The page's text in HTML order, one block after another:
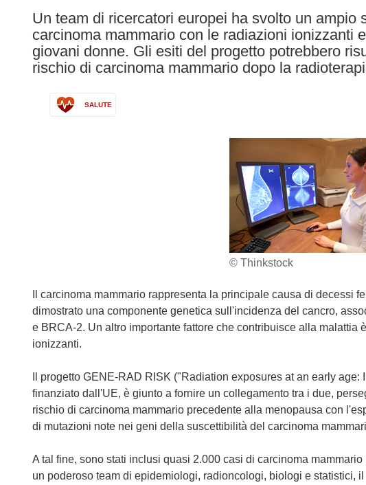
languages:
Un team di ricercatori europei ha svolto un ampio
carcinoma mammario con le radiazioni ionizzanti
giovani donne. Gli esiti del progetto potrebbero
rischio di carcinoma mammario dopo la
SALUTE
© Thinkstock
Il carcinoma mammario rappresenta la principale causa di decessi
dimostrato una componente genetica sull'incidenza del cancro,
e BRCA-2. Un altro importante fattore che contribuisce alla
ionizzanti.
Il progetto GENE-RAD RISK ("Radiation exposures at an early
finanziato dall'UE, è giunto a fornire un collegamento tra i due,
rischio di carcinoma mammario precedente alla menopausa con
di mutazioni note nei geni della suscettibilità del carcinoma
A tal fine, sono stati inclusi quasi 2.000 casi di carcinoma
un poderoso team di epidemiologi, radioncologi, biologi e statistici,